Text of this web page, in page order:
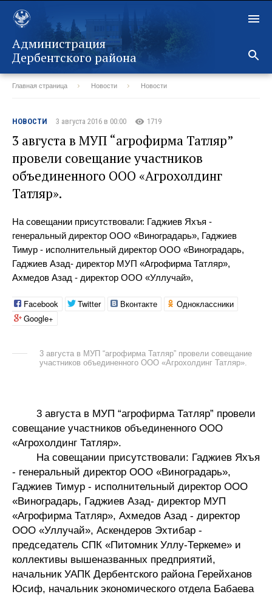
Администрация
Дербентского района
Главная страница Новости Новости
НОВОСТИ 3 августа 2016 в 00:00 1719
3 августа в МУП “агрофирма Татляр”
провели совещание участников
объединенного ООО «Агрохолдинг
Татляр».
На совещании присутствовали: Гаджиев Яхъя -
генеральный директор ООО «Виноградарь», Гаджиев
Тимур - исполнительный директор ООО «Виноградарь,
Гаджиев Азад- директор МУП «Агрофирма Татляр»,
Ахмедов Азад - директор ООО «Уллучай»,
Facebook Twitter Вконтакте
Одноклассники
Google+
3 августа в МУП “агрофирма Татляр” провели совещание
участников объединенного ООО «Агрохолдинг Татляр».
3 августа в МУП “агрофирма Татляр” провели
совещание участников объединенного ООО
«Агрохолдинг Татляр».
На совещании присутствовали: Гаджиев Яхъя
- генеральный директор ООО «Виноградарь»,
Гаджиев Тимур - исполнительный директор ООО
«Виноградарь, Гаджиев Азад- директор МУП
«Агрофирма Татляр», Ахмедов Азад - директор
ООО «Уллучай», Аскендеров Эхтибар -
председатель СПК «Питомник Уллу-Теркеме» и
коллективы вышеназванных предприятий,
начальник УАПК Дербентского района Герейханов
Юсиф, начальник экономического отдела Бабаева